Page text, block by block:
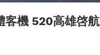
客機 520高雄啓航